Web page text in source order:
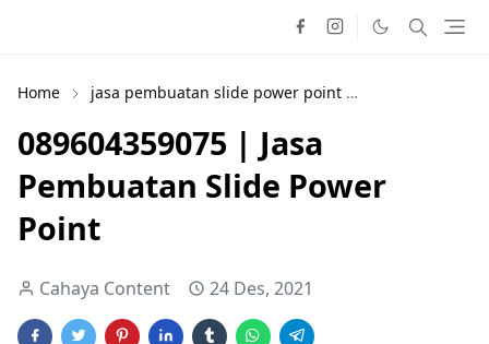
Home jasa pembuatan slide power point
089604359075 | Jasa
Pembuatan Slide Power
Point
Cahaya Content 24 Des, 2021